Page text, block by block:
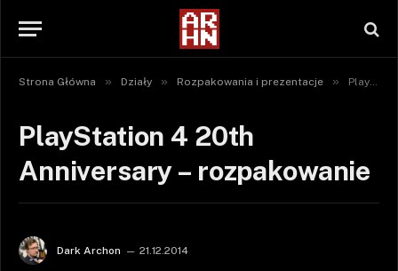
Strona Główna » Działy » Rozpakowania i prezentacje » PlayStation 4 20th Anniversary – rozpakowanie
PlayStation 4 20th
Anniversary – rozpakowanie
Dark Archon 21.12.2014